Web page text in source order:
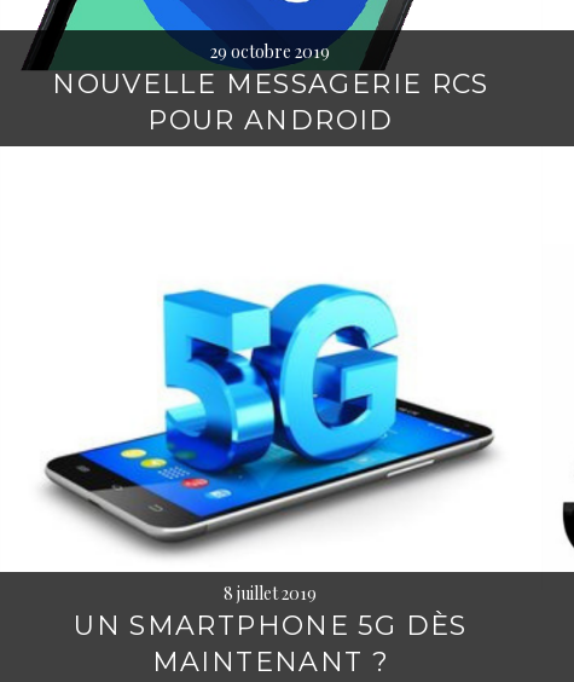
29 octobre 2019
NOUVELLE MESSAGERIE RCS
POUR ANDROID
8 juillet 2019
UN SMARTPHONE 5G DÈS
MAINTENANT ?